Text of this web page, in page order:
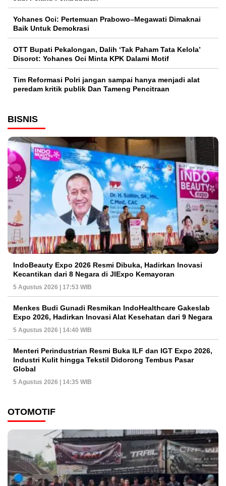
Yohanes Oci: Pertemuan Prabowo–Megawati Dimaknai
Baik Untuk Demokrasi
OTT Bupati Pekalongan, Dalih ‘Tak Paham Tata Kelola’
Disorot: Yohanes Oci Minta KPK Dalami Motif
Tim Reformasi Polri jangan sampai hanya menjadi alat
peredam kritik publik Dan Tameng Pencitraan
BISNIS
IndoBeauty Expo 2026 Resmi Dibuka, Hadirkan Inovasi
Kecantikan dari 8 Negara di JIExpo Kemayoran
5 Agustus 2026 | 17:53 WIB
Menkes Budi Gunadi Resmikan IndoHealthcare Gakeslab
Expo 2026, Hadirkan Inovasi Alat Kesehatan dari 9 Negara
5 Agustus 2026 | 14:40 WIB
Menteri Perindustrian Resmi Buka ILF dan IGT Expo 2026,
Industri Kulit hingga Tekstil Didorong Tembus Pasar
Global
5 Agustus 2026 | 14:35 WIB
OTOMOTIF